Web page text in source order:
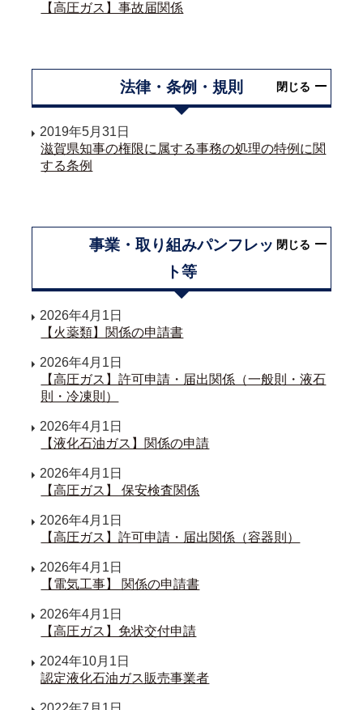
【高圧ガス】事故届関係
法律・条例・規則 閉じる
2019年5月31日
滋賀県知事の権限に属する事務の処理の特例に関
する条例
事業・取り組みパンフレッ
ト等
閉じる
2026年4月1日
【火薬類】関係の申請書
2026年4月1日
【高圧ガス】許可申請・届出関係（一般則・液石
則・冷凍則）
2026年4月1日
【液化石油ガス】関係の申請
2026年4月1日
【高圧ガス】 保安検査関係
2026年4月1日
【高圧ガス】許可申請・届出関係（容器則）
2026年4月1日
【電気工事】 関係の申請書
2026年4月1日
【高圧ガス】免状交付申請
2024年10月1日
認定液化石油ガス販売事業者